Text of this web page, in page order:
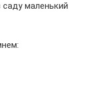
маленький